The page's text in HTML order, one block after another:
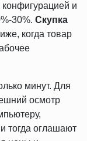
и
30%. Скупка
когда товар
минут. Для
осмотр
тогда оглашают